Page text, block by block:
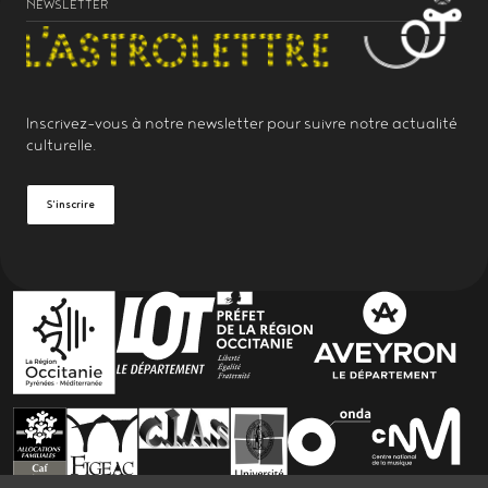
NEWSLETTER
Inscrivez-vous à notre newsletter pour suivre notre actualité
culturelle.
S'inscrire
PARTENAIRES